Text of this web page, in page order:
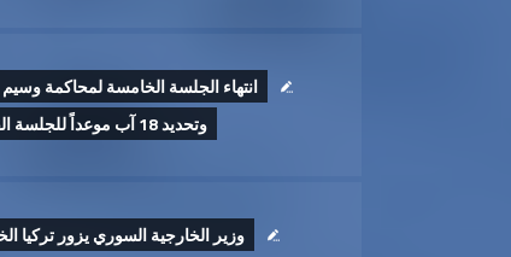
انتهاء الجلسة الخامسة لمحاكمة
وتحديد 18 آب موعداً للجلسة القادمة
وزير الخارجية السوري يزور تركيا